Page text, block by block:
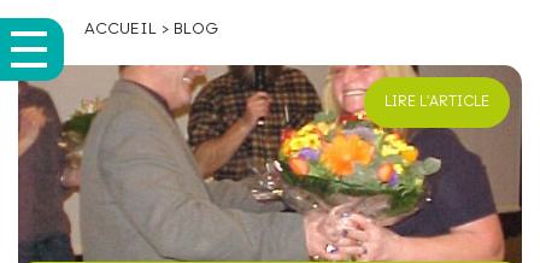
ACCUEIL > BLOG
LIRE L'ARTICLE